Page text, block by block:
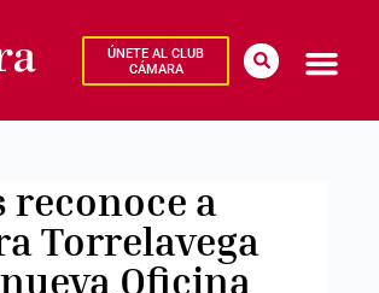
ÚNETE AL CLUB
CÁMARA
reconoce a
Torrelavega
Oficina